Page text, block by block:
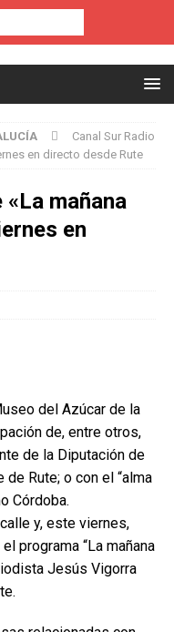
Canal Sur Radio
en directo desde Rute
mañana
en
del Azúcar de la
de, entre otros,
de la Diputación de
Rute; o con el “alma
Córdoba.
y, este viernes,
programa “La mañana
Jesús Vigorra